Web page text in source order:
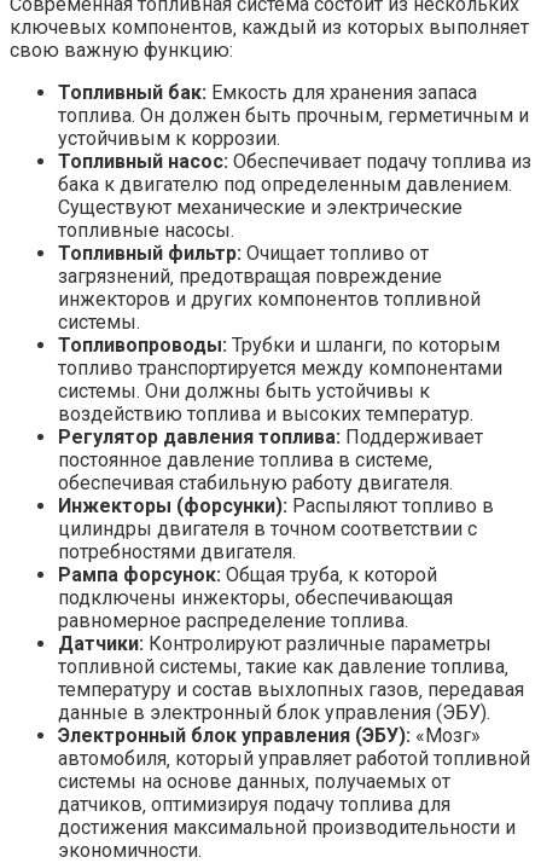
ключевых компонентов‚ каждый из которых выполняет
свою важную функцию:
Топливный бак: Емкость для хранения запаса
топлива. Он должен быть прочным‚ герметичным и
устойчивым к коррозии.
Топливный насос: Обеспечивает подачу топлива из
бака к двигателю под определенным давлением.
Существуют механические и электрические
топливные насосы.
Топливный фильтр: Очищает топливо от
загрязнений‚ предотвращая повреждение
инжекторов и других компонентов топливной
системы.
Топливопроводы: Трубки и шланги‚ по которым
топливо транспортируется между компонентами
системы. Они должны быть устойчивы к
воздействию топлива и высоких температур.
Регулятор давления топлива: Поддерживает
постоянное давление топлива в системе‚
обеспечивая стабильную работу двигателя.
Инжекторы (форсунки): Распыляют топливо в
цилиндры двигателя в точном соответствии с
потребностями двигателя.
Рампа форсунок: Общая труба‚ к которой
подключены инжекторы‚ обеспечивающая
равномерное распределение топлива.
Датчики: Контролируют различные параметры
топливной системы‚ такие как давление топлива‚
температуру и состав выхлопных газов‚ передавая
данные в электронный блок управления (ЭБУ).
Электронный блок управления (ЭБУ): «Мозг»
автомобиля‚ который управляет работой топливной
системы на основе данных‚ получаемых от
датчиков‚ оптимизируя подачу топлива для
достижения максимальной производительности и
экономичности.